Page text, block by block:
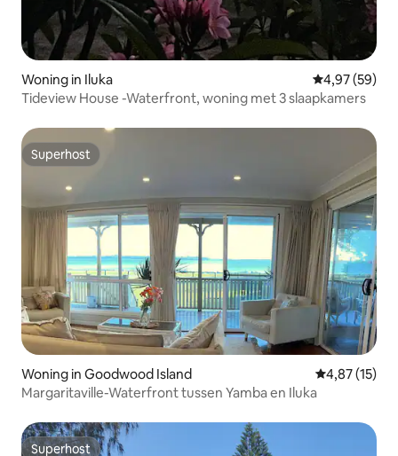
Woning in Iluka Gemiddelde
4,97 (59)
Tideview House -Waterfront, woning met 3 slaapkamers
Superhost
Superhost
Woning in Goodwood Island Gemiddelde
4,87 (15)
Margaritaville-Waterfront tussen Yamba en Iluka
Superhost